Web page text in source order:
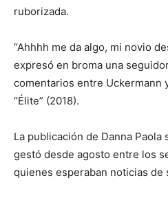
ruborizada.
“Ahhhh me da algo, mi novio
expresó en broma una
comentarios entre Uckermann
“Élite” (2018).
La publicación de Danna
gestó desde agosto entre los
quienes esperaban noticias de